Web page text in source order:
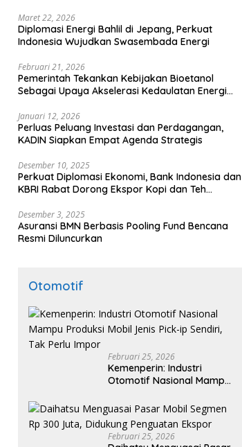
Maret 22, 2026
Diplomasi Energi Bahlil di Jepang, Perkuat
Indonesia Wujudkan Swasembada Energi
Februari 21, 2026
Pemerintah Tekankan Kebijakan Bioetanol
Sebagai Upaya Akselerasi Kedaulatan Energi
Januari 12, 2026
Perluas Peluang Investasi dan Perdagangan,
KADIN Siapkan Empat Agenda Strategis
Desember 10, 2025
Perkuat Diplomasi Ekonomi, Bank Indonesia dan
KBRI Rabat Dorong Ekspor Kopi dan Teh
Desember 3, 2025
Asuransi BMN Berbasis Pooling Fund Bencana
Resmi Diluncurkan
Otomotif
Februari 25, 2026
Kemenperin: Industri
Otomotif Nasional Mampu
ip Sendiri, Tak Perlu Impor
Februari 25, 2026